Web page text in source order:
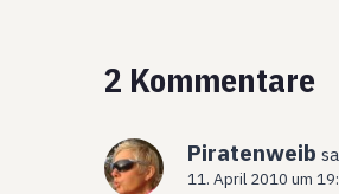
2 Kommentare
Piratenweib
11. April 2010 um